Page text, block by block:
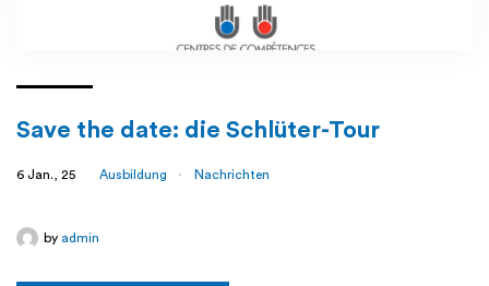
Save the date: die Schlüter-Tour
6 Jan., 25 Ausbildung Nachrichten
by admin